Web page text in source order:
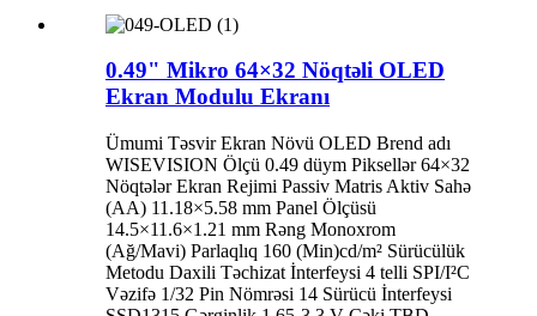
0.49" Mikro 64×32 Nöqtəli OLED
Ekran Modulu Ekranı
Ümumi Təsvir Ekran Növü OLED Brend adı
WISEVISION Ölçü 0.49 düym Piksellər 64×32
Nöqtələr Ekran Rejimi Passiv Matris Aktiv Sahə
(AA) 11.18×5.58 mm Panel Ölçüsü
14.5×11.6×1.21 mm Rəng Monoxrom
(Ağ/Mavi) Parlaqlıq 160 (Min)cd/m² Sürücülük
Metodu Daxili Təchizat İnterfeysi 4 telli SPI/I²C
Vəzifə 1/32 Pin Nömrəsi 14 Sürücü İnterfeysi